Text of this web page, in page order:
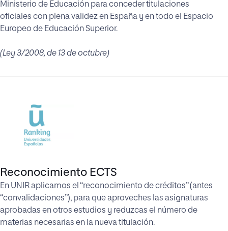
Ministerio de Educación para conceder titulaciones
oficiales con plena validez en España y en todo el Espacio
Europeo de Educación Superior.
(Ley 3/2008, de 13 de octubre)
Reconocimiento ECTS
En UNIR aplicamos el “reconocimiento de créditos” (antes
“convalidaciones”), para que aproveches las asignaturas
aprobadas en otros estudios y reduzcas el número de
materias necesarias en la nueva titulación.